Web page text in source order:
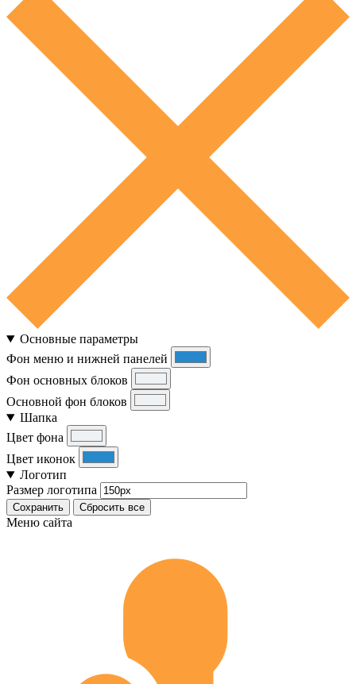
Основные параметры
Фон меню и нижней панелей
Фон основных блоков
Основной фон блоков
Шапка
Цвет фона
Цвет иконок
Логотип
Размер логотипа
Сохранить Сбросить все
Меню сайта